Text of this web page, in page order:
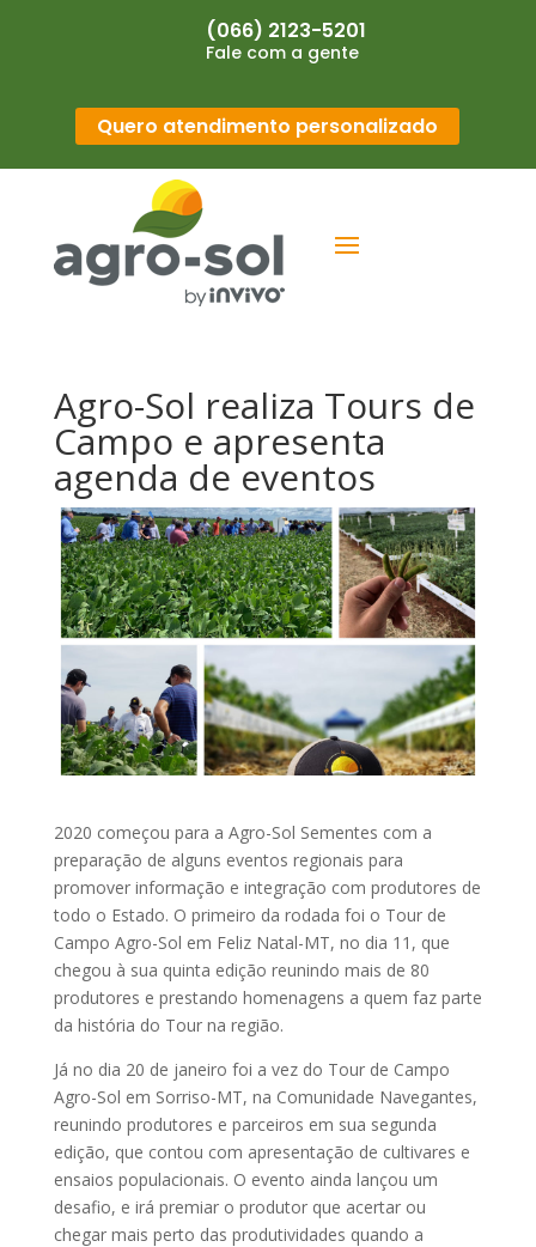
(066) 2123-5201
Fale com a gente
Quero atendimento personalizado
Agro-Sol realiza Tours de
Campo e apresenta
agenda de eventos
2020 começou para a Agro-Sol Sementes com a
preparação de alguns eventos regionais para
promover informação e integração com produtores de
todo o Estado. O primeiro da rodada foi o Tour de
Campo Agro-Sol em Feliz Natal-MT, no dia 11, que
chegou à sua quinta edição reunindo mais de 80
produtores e prestando homenagens a quem faz parte
da história do Tour na região.
Já no dia 20 de janeiro foi a vez do Tour de Campo
Agro-Sol em Sorriso-MT, na Comunidade Navegantes,
reunindo produtores e parceiros em sua segunda
edição, que contou com apresentação de cultivares e
ensaios populacionais. O evento ainda lançou um
desafio, e irá premiar o produtor que acertar ou
chegar mais perto das produtividades quando a